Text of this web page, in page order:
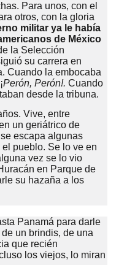
Para unos, con el
otros, con la gloria
militar ya le había
de México
la Selección
su carrera en
Cuando la embocaba
Perón, Perón!. Cuando
desde la tribuna.
Vive, entre
un geriátrico de
escapa algunas
pueblo. Se lo ve en
vez se lo vio
en Parque de
su hazaña a los
Panamá para darle
un brindis, de una
que recién
los viejos, lo miran